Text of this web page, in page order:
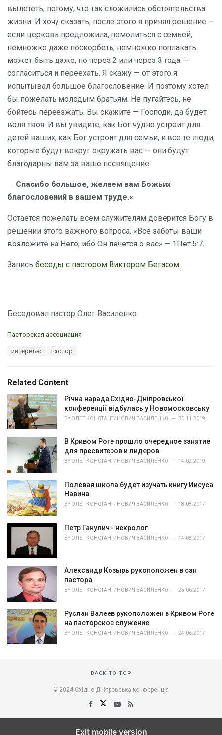
вылететь, потому, что так сложились обстоятельства
жизни. И хочу сказать, после этого я принял решение —
если церковь предложила, помолиться с семьей,
немножко даже поскорбеть, немножко поплакать
может быть даже, но через 2 или через 3 года —
согласиться и переехать. Я скажу — от этого я
испытывал большое благословение. И поэтому хотел
бы пожелать молодым братьям. Не пугайтесь, не
бойтесь переезжать. Вы скажите — Господи, да будет
воля твоя. И вы увидите, как Бог чудно устроит для
детей ваших, как Бог устроит для семьи, и все те люди,
которые будут вокруг окружать вас — они будут
благодарны вам за ваше посвящение.
— Спасибо большое, желаем вам Божьих
благословений в вашем труде.«
Остается пожелать всем служителям доверится Богу в
решении этого важного вопроса. «Все заботы ваши
возложите на Него, ибо Он печется о вас» — 1Пет.5:7.
Запись беседы с пастором Виктором Бегасом.
Беседовал пастор Олег Василенко
C
o
r
i
e
s
:
Пасторская ассоциация
:
интервью пастор
Related Content
Річна нарада Східно-Дніпровської
конференції відбулась у Новомосковську
BY ОЛЕГ КОНСТАНТИНОВИЧ ВАСИЛЕНКО 30.11.2019
В Кривом Роге прошло очередное занятие
для пресвитеров и лидеров
BY ОЛЕГ КОНСТАНТИНОВИЧ ВАСИЛЕНКО 14.02.2019
Полевая школа будет изучать книгу Иисуса
Навина
BY ОЛЕГ КОНСТАНТИНОВИЧ ВАСИЛЕНКО 18.08.2017
Петр Ганулич - некролог
BY ОЛЕГ КОНСТАНТИНОВИЧ ВАСИЛЕНКО 14.08.2017
Александр Козырь рукоположен в сан
пастора
BY ОЛЕГ КОНСТАНТИНОВИЧ ВАСИЛЕНКО 25.06.2017
Руслан Валеев рукоположен в Кривом Роге
на пасторское служение
BY ОЛЕГ КОНСТАНТИНОВИЧ ВАСИЛЕНКО 24.06.2017
BACK TO TOP
© 2024 Східно-Дніпровська конференція
Exit mobile version